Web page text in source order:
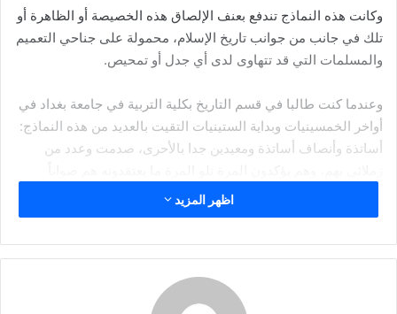
ك
وكانت هذه النماذج تندفع بعنف الإلصاق هذه الخصيصة أو الظاهرة أو
تلك في جانب من جوانب تاريخ الإسلام، محمولة على جناحي التعميم
والمسلمات التي قد تتهاوى لدى أي جدل أو تمحيص.
وعندما كنت طالبا في قسم التاريخ بكلية التربية في جامعة بغداد في
أواخر الخمسينيات وبداية الستينيات التقيت بالعديد من هذه النماذج:
أساتذة وأنصاف أساتذة ومعيدين جدا بالأحرى، صدمت وعدد من
مطلقاً رغم أنه قد يتناقض منذ اللحظات الأولى مع حشود الوقائع
والحقائق الكثيفة المزدحمة التي يصطخب بها بمجرى التاريخ.
وكان بعضهم يتقبل الجدل، وينحني أمام الحقائق على قلة حيلتنا
يومها كطلاب جدد على حقل التاريخ، ولكن أغلبهم كان ينفعل ويتشنج
ويثور، وقد يدفعه ما يعتبره كرامة التخصص أو الأستاذية إلى أن يلف
اظهر المزيد